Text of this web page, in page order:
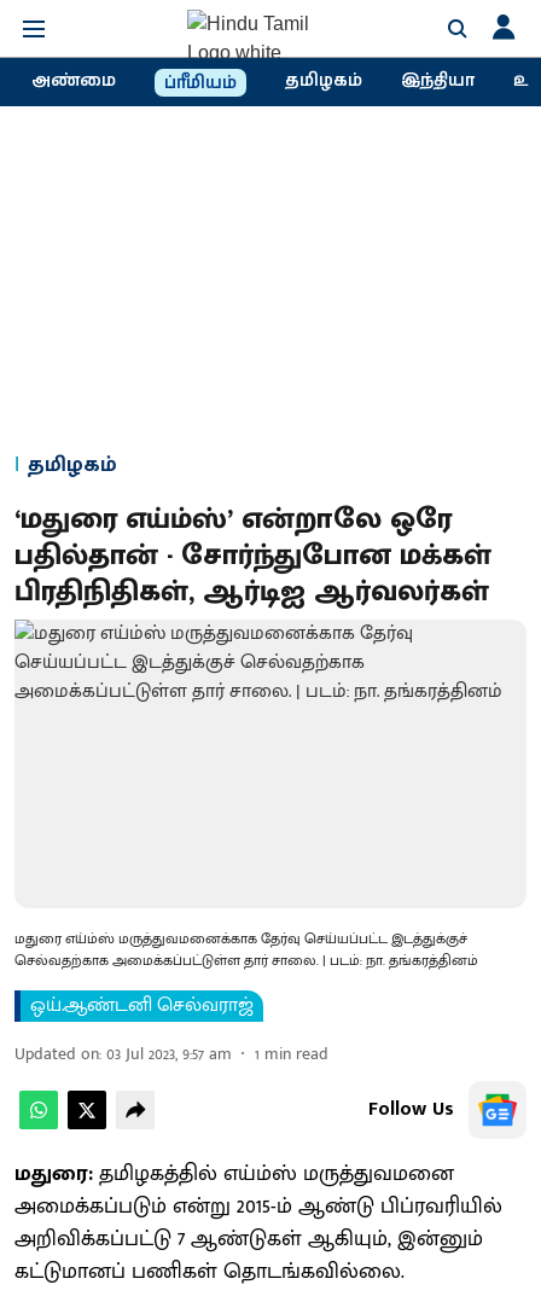
அண்மை ப்ரீமியம் தமிழகம் இந்தியா
தமிழகம்
‘மதுரை எய்ம்ஸ்’ என்றாலே ஒரே
பதில்தான் - சோர்ந்துபோன மக்கள்
பிரதிநிதிகள், ஆர்டிஐ ஆர்வலர்கள்
மதுரை எய்ம்ஸ் மருத்துவமனைக்காக தேர்வு செய்யப்பட்ட இடத்துக்குச்
செல்வதற்காக அமைக்கப்பட்டுள்ள தார் சாலை. | படம்: நா. தங்கரத்தினம்
ஒய்.ஆண்டனி செல்வராஜ்
Updated on:03 Jul 2023, 9:57 am 1 min read
Follow Us
மதுரை:தமிழகத்தில் எய்ம்ஸ் மருத்துவமனை
அமைக்கப்படும் என்று 2015-ம் ஆண்டு பிப்ரவரியில்
அறிவிக்கப்பட்டு 7 ஆண்டுகள் ஆகியும், இன்னும்
கட்டுமானப் பணிகள் தொடங்கவில்லை.